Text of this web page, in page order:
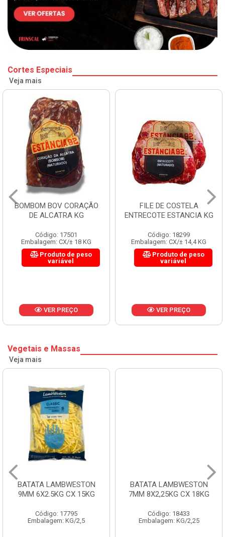
Cortes Especiais
Veja mais
BOMBOM BOV CORAÇÃO
DE ALCATRA KG
Código: 17501
Embalagem: CX/± 18 KG
Produto de peso
variável
VER PREÇO
FILE DE COSTELA
ENTRECOTE ESTANCIA KG
Código: 18299
Embalagem: CX/± 14,4 KG
Produto de peso
variável
VER PREÇO
Vegetais e Massas
Veja mais
BATATA LAMBWESTON
9MM 6X2.5KG CX 15KG
Código: 17795
Embalagem: KG/2,5
BATATA LAMBWESTON
7MM 8X2,25KG CX 18KG
Código: 18433
Embalagem: KG/2,25